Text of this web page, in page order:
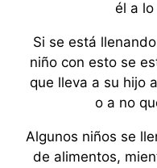
él a
Si se está
niño con esto se
que lleva a su hijo
o a no
Algunos niños se
de alimentos,